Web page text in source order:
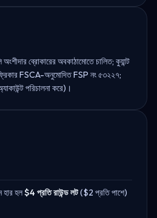
ব্রোকারের অবকাঠামোতে চালিত; কুয়ান্ট
FSCA-অনুমোদিত FSP নং ৫৩২২৭;
পরিচালনা করে)।
হল$4 প্রতি রাউন্ড লট($2 প্রতি পাশে)